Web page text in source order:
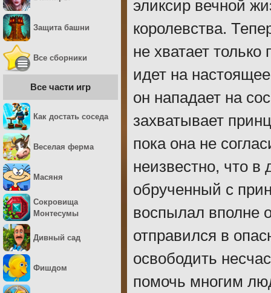
эликсир вечной
королевства.
не хватает
идет на
он нападает на
захватывает
пока она не
неизвестно, что
обрученный с
воспылал вполне
отправился в
освободить
помочь многим
Защита башни
Все сборники
Все части игр
Как достать соседа
Веселая ферма
Масяня
Сокровища
Монтесумы
Дивный сад
Фишдом